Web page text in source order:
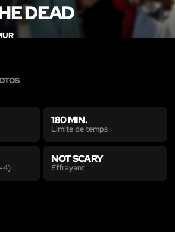
DEAD
180 MIN.
Limite de temps
4)
NOT SCARY
Effrayant